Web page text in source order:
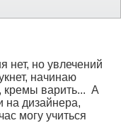
нет, но увлечений
начинаю
кремы варить... А
на дизайнера,
могу учиться